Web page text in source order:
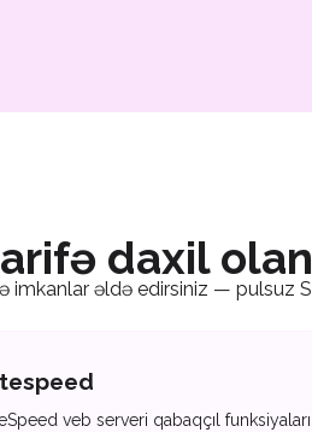
daxil
imkanlar əldə edirsiniz — pulsuz
veb serveri qabaqçıl